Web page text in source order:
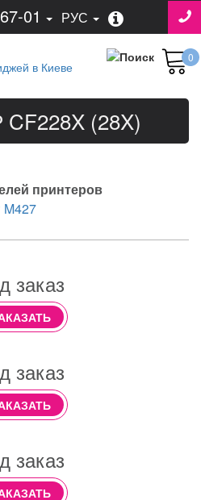
01 РУС
0
(28X)
принтеров
M427
заказ
заказ
заказ